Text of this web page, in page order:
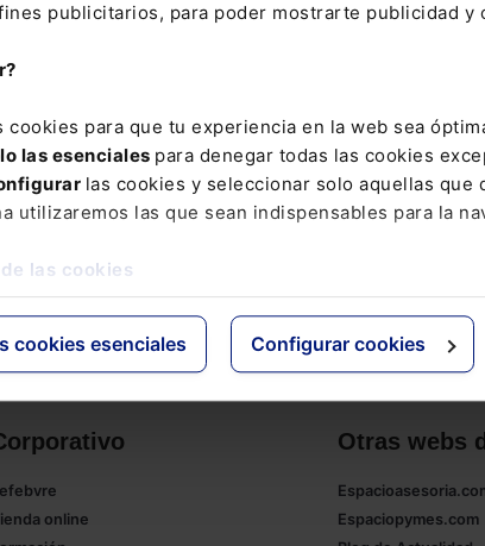
publicitarios, para poder mostrarte publicidad y
cookies para que tu experiencia en la web sea
las esenciales para denegar todas las cookies
las cookies y seleccionar solo aquellas
utilizaremos las que sean indispensables para la
las cookies
cookies esenciales Configurar cookies
online
Otras webs
Espaciopymes.com